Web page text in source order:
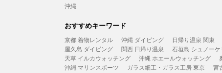
沖縄
おすすめキーワード
京都 着物レンタル 沖縄 ダイビング 日帰り温泉 関東
屋久島 ダイビング
関西 日帰り温泉 石垣島 シュノー
天草 イルカウォッチング
沖縄 ホエールウォッチング
沖縄 マリンスポーツ
ガラス細工・ガラス工房 東京 宮